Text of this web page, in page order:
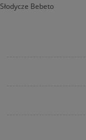
Słodycze Bebeto